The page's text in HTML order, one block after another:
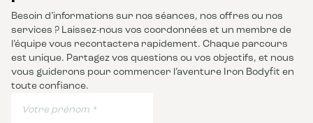
Besoin d’informations sur nos séances, nos offres ou nos
services ? Laissez-nous vos coordonnées et un membre de
l’équipe vous recontactera rapidement. Chaque parcours
est unique. Partagez vos questions ou vos objectifs, et nous
vous guiderons pour commencer l’aventure Iron Bodyfit en
toute confiance.